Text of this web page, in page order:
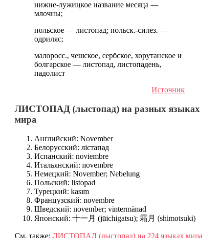
нижне-лужицкое название месяца —
млочны;
польское — листопад; польск.-силез. —
одриляс;
малоросс., чешское, сербское, хорутанское и
болгарское — листопад, листопадень,
падолист
Источник
ЛИСТОПАД (лыстопад) на разных языках
мира
Английский: November
Белорусский: лістапад
Испанский: noviembre
Итальянский: novembre
Немецкий: November; Nebelung
Польский: listopad
Турецкий: kasım
Французский: novembre
Шведский: november; vintermånad
Японский: 十一月 (jūichigatsu); 霜月 (shimotsuki)
См. также: ЛИСТОПАД (лыстопад) на 224 языках мира